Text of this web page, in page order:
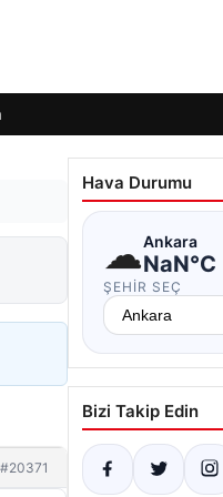
#20371
Hava Durumu
☁Ankara
NaN°C
ŞEHIR SEÇ
Bizi Takip Edin